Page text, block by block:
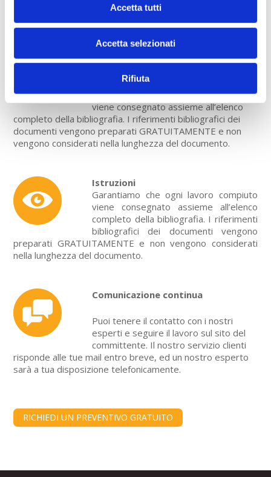
Accetta tutti
Accetta selezionati
Rifiuta
completato entro il termine stabilito se
Bibliografia completa
Garantiamo che ogni progetto
viene consegnato assieme all’elenco
completo della bibliografia. I riferimenti bibliografici dei
documenti vengono preparati GRATUITAMENTE e non
vengono considerati nella lunghezza del documento.
Istruzioni
Garantiamo che ogni lavoro compiuto
viene consegnato assieme all’elenco
completo della bibliografia. I riferimenti
bibliografici dei documenti vengono
preparati GRATUITAMENTE e non vengono considerati
nella lunghezza del documento.
Comunicazione continua
Puoi tenere il contatto con i nostri
esperti e seguire il lavoro sul sito del
committente. Il nostro servizio clienti
risponde alle tue mail entro breve, ed un nostro esperto
sarà a tua disposizione telefonicamente.
RICHIEDI UN PREVENTIVO GRATUITO